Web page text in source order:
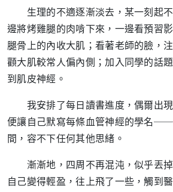
生理的不適逐漸淡去，某一刻起
邊將烤雞腿的肉啃下來，一邊看預習
腿骨上的內收大肌；看著老師的臉，
顴大肌較常人偏內側；加入同學的話
到肌皮神經。
我安排了每日讀書進度，偶爾出現
便讓自己默寫每條血管神經的學名──
間，容不下任何其他思緒。
漸漸地，四周不再混沌，似乎丟
自己變得輕盈，往上飛了一些，觸到